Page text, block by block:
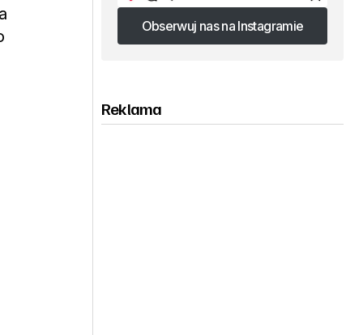
Obserwuj nas na Instagramie
Obserwuj nas na Instagramie
Reklama